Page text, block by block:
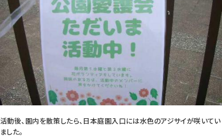
活動後、園内を散策したら、日本庭園入口には水色のアジサイが咲いてい
ました。